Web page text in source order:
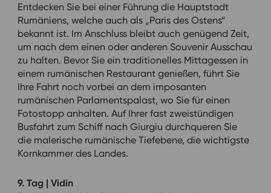
Entdecken Sie bei einer Führung die Hauptstadt
Rumäniens, welche auch als „Paris des Ostens“
bekannt ist. Im Anschluss bleibt auch genügend Zeit,
um nach dem einen oder anderen Souvenir Ausschau
zu halten. Bevor Sie ein traditionelles Mittagessen in
einem rumänischen Restaurant genießen, führt Sie
Ihre Fahrt noch vorbei an dem imposanten
rumänischen Parlamentspalast, wo Sie für einen
Fotostopp anhalten. Auf Ihrer fast zweistündigen
Busfahrt zum Schiff nach Giurgiu durchqueren Sie
die malerische rumänische Tiefebene, die wichtigste
Kornkammer des Landes.
9. Tag | Vidin